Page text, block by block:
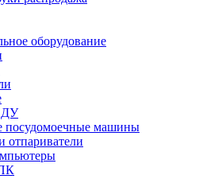
оборудование
ДУ
посудомоечные машины
отпариватели